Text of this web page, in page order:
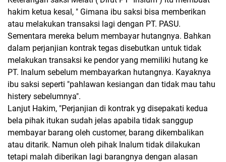
hakim ketua kesal, " Gimana ibu saksi bisa memberikan
atau melakukan transaksi lagi dengan PT. PASU.
Sementara mereka belum membayar hutangnya. Bahkan
dalam perjanjian kontrak tegas disebutkan untuk tidak
melakukan transaksi ke pendor yang memiliki hutang ke
PT. Inalum sebelum membayarkan hutangnya. Kayaknya
ibu saksi seperti "pahlawan kesiangan dan tidak mau tahu
histery sebelumnya".
Lanjut Hakim, "Perjanjian di kontrak yg disepakati kedua
bela pihak itukan sudah jelas apabila tidak sanggup
membayar barang oleh customer, barang dikembalikan
atau ditarik. Namun oleh pihak Inalum tidak dilakukan
tetapi malah diberikan lagi barangnya dengan alasan